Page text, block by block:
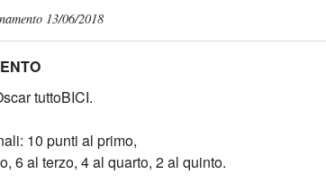
13/06/2018
tuttoBICI.
10 punti al primo,
6 al terzo, 4 al quarto, 2 al quinto.